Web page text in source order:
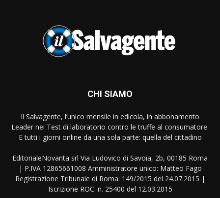
CHI SIAMO
Il Salvagente, l’unico mensile in edicola, in abbonamento
Leader nei Test di laboratorio contro le truffe al consumatore.
E tutti i giorni online da una sola parte: quella del cittadino
EditorialeNovanta srl Via Ludovico di Savoia, 2b, 00185 Roma
| P.IVA 12865661008 Amministratore unico: Matteo Fago
Registrazione Tribunale di Roma: 149/2015 del 24.07.2015 |
Iscrizione ROC: n. 25400 del 12.03.2015